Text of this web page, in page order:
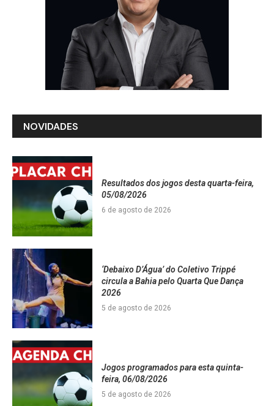
NOVIDADES
Resultados dos jogos desta quarta-feira,
05/08/2026
6 de agosto de 2026
‘Debaixo D’Água’ do Coletivo Trippé
circula a Bahia pelo Quarta Que Dança
2026
5 de agosto de 2026
Jogos programados para esta quinta-
feira, 06/08/2026
5 de agosto de 2026